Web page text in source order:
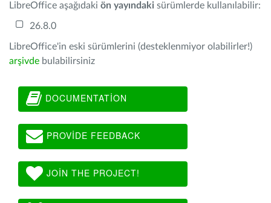
LibreOffice aşağıdaki ön yayındaki sürümlerde kullanılabilir:
26.8.0
LibreOffice'in eski sürümlerini (desteklenmiyor olabilirler!)
arşivde bulabilirsiniz
DOCUMENTATION
PROVIDE FEEDBACK
JOIN THE PROJECT!